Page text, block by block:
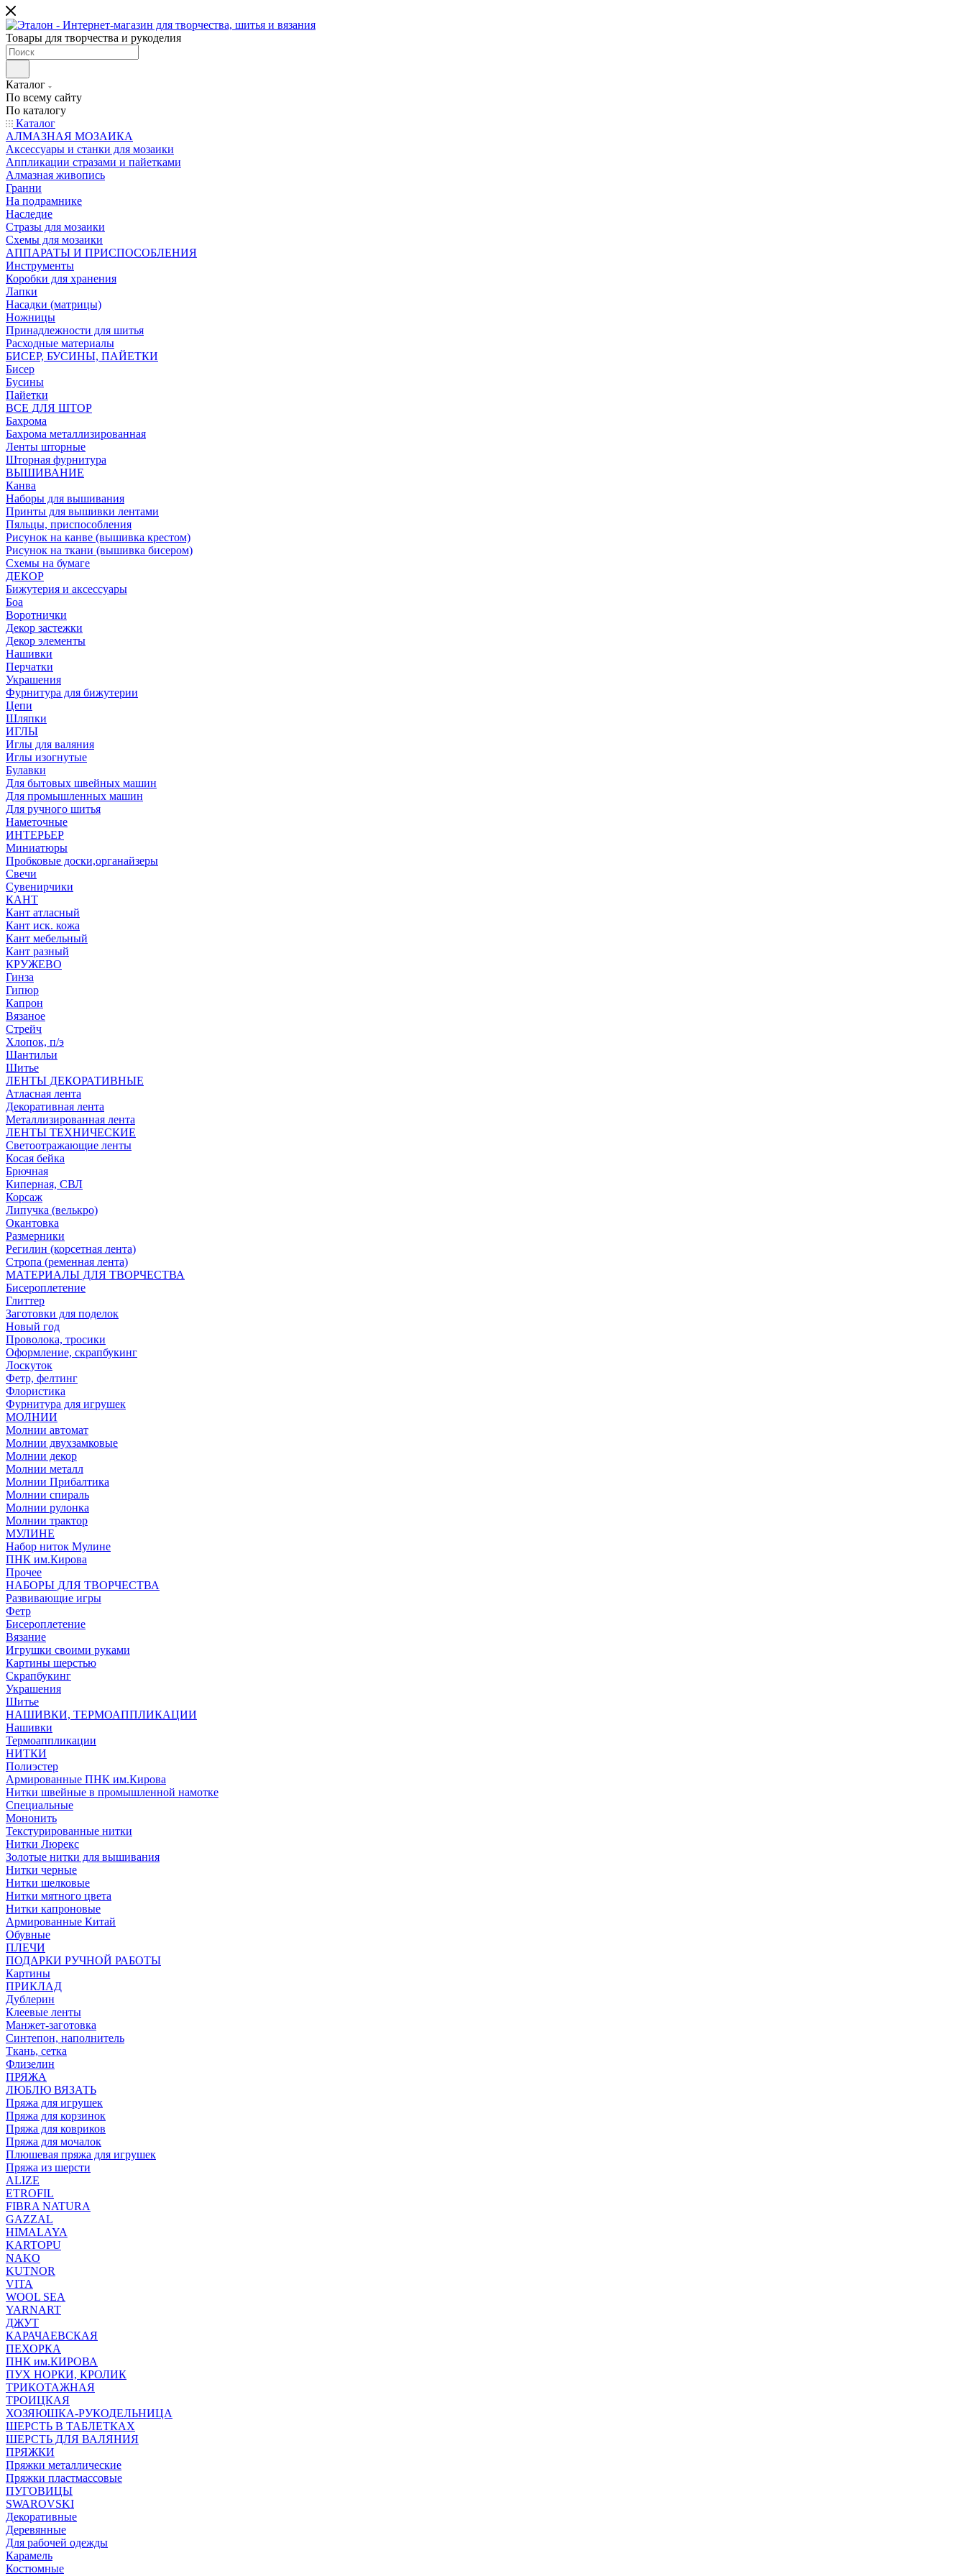
Товары для творчества и рукоделия
Каталог
По всему сайту
По каталогу
Каталог
АЛМАЗНАЯ МОЗАИКА
Аксессуары и станки для мозаики
Аппликации стразами и пайетками
Алмазная живопись
Гранни
На подрамнике
Наследие
Стразы для мозаики
Схемы для мозаики
АППАРАТЫ И ПРИСПОСОБЛЕНИЯ
Инструменты
Коробки для хранения
Лапки
Насадки (матрицы)
Ножницы
Принадлежности для шитья
Расходные материалы
БИСЕР, БУСИНЫ, ПАЙЕТКИ
Бисер
Бусины
Пайетки
ВСЕ ДЛЯ ШТОР
Бахрома
Бахрома металлизированная
Ленты шторные
Шторная фурнитура
ВЫШИВАНИЕ
Канва
Наборы для вышивания
Принты для вышивки лентами
Пяльцы, приспособления
Рисунок на канве (вышивка крестом)
Рисунок на ткани (вышивка бисером)
Схемы на бумаге
ДЕКОР
Бижутерия и аксессуары
Боа
Воротнички
Декор застежки
Декор элементы
Нашивки
Перчатки
Украшения
Фурнитура для бижутерии
Цепи
Шляпки
ИГЛЫ
Иглы для валяния
Иглы изогнутые
Булавки
Для бытовых швейных машин
Для промышленных машин
Для ручного шитья
Наметочные
ИНТЕРЬЕР
Миниатюры
Пробковые доски,органайзеры
Свечи
Сувенирчики
КАНТ
Кант атласный
Кант иск. кожа
Кант мебельный
Кант разный
КРУЖЕВО
Гинза
Гипюр
Капрон
Вязаное
Стрейч
Хлопок, п/э
Шантильи
Шитье
ЛЕНТЫ ДЕКОРАТИВНЫЕ
Атласная лента
Декоративная лента
Металлизированная лента
ЛЕНТЫ ТЕХНИЧЕСКИЕ
Светоотражающие ленты
Косая бейка
Брючная
Киперная, СВЛ
Корсаж
Липучка (велькро)
Окантовка
Размерники
Регилин (корсетная лента)
Стропа (ременная лента)
МАТЕРИАЛЫ ДЛЯ ТВОРЧЕСТВА
Бисероплетение
Глиттер
Заготовки для поделок
Новый год
Проволока, тросики
Оформление, скрапбукинг
Лоскуток
Фетр, фелтинг
Флористика
Фурнитура для игрушек
МОЛНИИ
Молнии автомат
Молнии двухзамковые
Молнии декор
Молнии металл
Молнии Прибалтика
Молнии спираль
Молнии рулонка
Молнии трактор
МУЛИНЕ
Набор ниток Мулине
ПНК им.Кирова
Прочее
НАБОРЫ ДЛЯ ТВОРЧЕСТВА
Развивающие игры
Фетр
Бисероплетение
Вязание
Игрушки своими руками
Картины шерстью
Скрапбукинг
Украшения
Шитье
НАШИВКИ, ТЕРМОАППЛИКАЦИИ
Нашивки
Термоаппликации
НИТКИ
Полиэстер
Армированные ПНК им.Кирова
Нитки швейные в промышленной намотке
Специальные
Мононить
Текстурированные нитки
Нитки Люрекс
Золотые нитки для вышивания
Нитки черные
Нитки шелковые
Нитки мятного цвета
Нитки капроновые
Армированные Китай
Обувные
ПЛЕЧИ
ПОДАРКИ РУЧНОЙ РАБОТЫ
Картины
ПРИКЛАД
Дублерин
Клеевые ленты
Манжет-заготовка
Синтепон, наполнитель
Ткань, сетка
Флизелин
ПРЯЖА
ЛЮБЛЮ ВЯЗАТЬ
Пряжа для игрушек
Пряжа для корзинок
Пряжа для ковриков
Пряжа для мочалок
Плюшевая пряжа для игрушек
Пряжа из шерсти
ALIZE
ETROFIL
FIBRA NATURA
GAZZAL
HIMALAYA
KARTOPU
NAKO
KUTNOR
VITA
WOOL SEA
YARNART
ДЖУТ
КАРАЧАЕВСКАЯ
ПЕХОРКА
ПНК им.КИРОВА
ПУХ НОРКИ, КРОЛИК
ТРИКОТАЖНАЯ
ТРОИЦКАЯ
ХОЗЯЮШКА-РУКОДЕЛЬНИЦА
ШЕРСТЬ В ТАБЛЕТКАХ
ШЕРСТЬ ДЛЯ ВАЛЯНИЯ
ПРЯЖКИ
Пряжки металлические
Пряжки пластмассовые
ПУГОВИЦЫ
SWAROVSKI
Декоративные
Деревянные
Для рабочей одежды
Карамель
Костюмные